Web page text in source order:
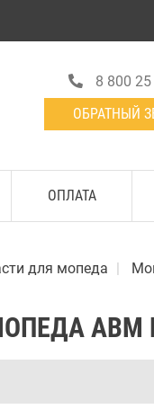
8 800
ОБРАТНЫЙ
ОПЛАТА
для мопеда
ABM